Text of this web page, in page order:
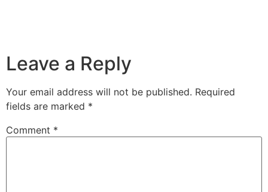
Leave a Reply
Your email address will not be published. Required
fields are marked *
Comment *